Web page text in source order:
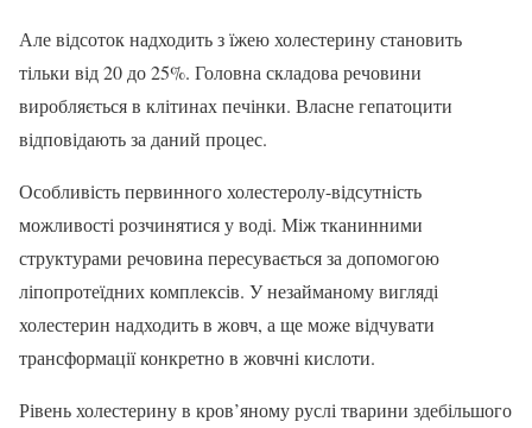
Але відсоток надходить з їжею холестерину становить
тільки від 20 до 25%. Головна складова речовини
виробляється в клітинах печінки. Власне гепатоцити
відповідають за даний процес.
Особливість первинного холестеролу-відсутність
можливості розчинятися у воді. Між тканинними
структурами речовина пересувається за допомогою
ліпопротеїдних комплексів. У незайманому вигляді
холестерин надходить в жовч, а ще може відчувати
трансформації конкретно в жовчні кислоти.
Рівень холестерину в кров’яному руслі тварини здебільшого